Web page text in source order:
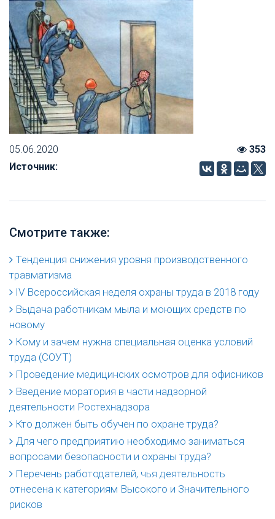
05.06.2020
Источник:
353
Смотрите также:
Тенденция снижения уровня производственного
травматизма
IV Всероссийская неделя охраны труда в 2018 году
Выдача работникам мыла и моющих средств по
новому
Кому и зачем нужна специальная оценка условий
труда (СОУТ)
Проведение медицинских осмотров для офисников
Введение моратория в части надзорной
деятельности Ростехнадзора
Кто должен быть обучен по охране труда?
Для чего предприятию необходимо заниматься
вопросами безопасности и охраны труда?
Перечень работодателей, чья деятельность
отнесена к категориям Высокого и Значительного
рисков